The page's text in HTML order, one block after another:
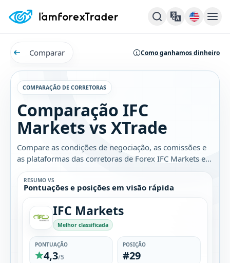
Comparar Como ganhamos dinheiro
COMPARAÇÃO DE CORRETORAS
Comparação IFC
Markets vs XTrade
Compare as condições de negociação, as comissões e
as plataformas das corretoras de Forex IFC Markets e
XTrade. Descubra qual é a melhor opção para você.
RESUMO VS
Pontuações e posições em visão rápida
IFC Markets
Melhor classificada
PONTUAÇÃO
4,3/5
POSIÇÃO
#29